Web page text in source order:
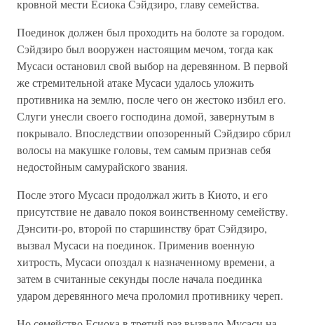
кровной мести Есиока Сэйдзиро, главу семейства.
Поединок должен был проходить на болоте за городом.
Сэйдзиро был вооружен настоящим мечом, тогда как
Мусаси остановил свой выбор на деревянном. В первой
же стремительной атаке Мусаси удалось уложить
противника на землю, после чего он жестоко избил его.
Слуги унесли своего господина домой, завернутым в
покрывало. Впоследствии опозоренный Сэйдзиро сбрил
волосы на макушке головы, тем самым признав себя
недостойным самурайского звания.
После этого Мусаси продолжал жить в Киото, и его
присутствие не давало покоя воинственному семейству.
Дэнсити-ро, второй по старшинству брат Сэйдзиро,
вызвал Мусаси на поединок. Применив военную
хитрость, Мусаси опоздал к назначенному времени, а
затем в считанные секунды после начала поединка
ударом деревянного меча проломил противнику череп.